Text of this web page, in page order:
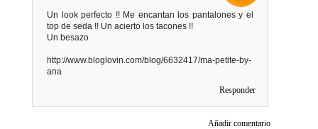
Un look perfecto !! Me encantan los pantalones y el
top de seda !! Un acierto los tacones !!
Un besazo
http://www.bloglovin.com/blog/6632417/ma-petite-by-
ana
Responder
Añadir comentario